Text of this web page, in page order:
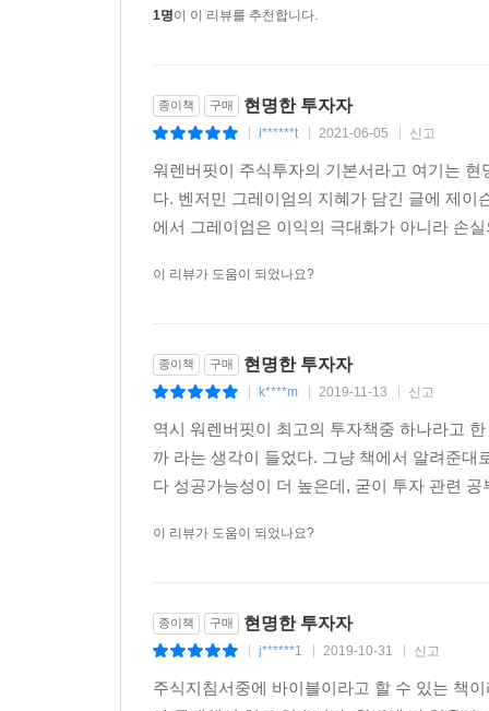
1명이 이 리뷰를 추천합니다.
종이책 구매 현명한 투자자
l******t 2021-06-05 신고
워렌버핏이 주식투자의 기본서라고 여기는
다. 벤저민 그레이엄의 지혜가 담긴 글에 제
에서 그레이엄은 이익의 극대화가 아니라 손
이 리뷰가 도움이 되었나요?
종이책 구매 현명한 투자자
k****m 2019-11-13 신고
역시 워렌버핏이 최고의 투자책중 하나라고
까 라는 생각이 들었다. 그냥 책에서 알려준
다 성공가능성이 더 높은데, 굳이 투자 관련
이 리뷰가 도움이 되었나요?
종이책 구매 현명한 투자자
j******1 2019-10-31 신고
주식지침서중에 바이블이라고 할 수 있는 책